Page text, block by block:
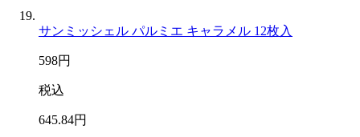
サンミッシェル パルミエ キャラメル 12枚入
598円
税込
645.84円